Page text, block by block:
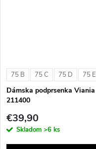
75 B 75 C 75 D 75 E
Dámska podprsenka Viania
211400
€39,90
Skladom >6 ks